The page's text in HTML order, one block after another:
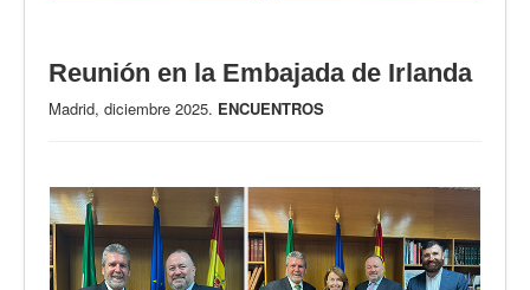
Reunión en la Embajada de Irlanda
Madrid, diciembre 2025. ENCUENTROS